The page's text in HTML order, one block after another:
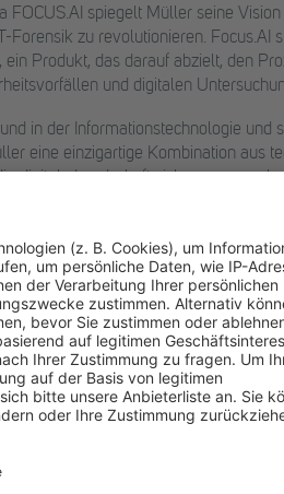
FOCUS.AI spiegelt Müller seine
Forensik zu revolutionieren.
ein Produkt, das darauf abzielt, den
und digitalen
in der Informationstechnologie und
eine einzigartige Kombination aus
digitale Landschaft sicherer zu
einer Schlüsselfigur in der